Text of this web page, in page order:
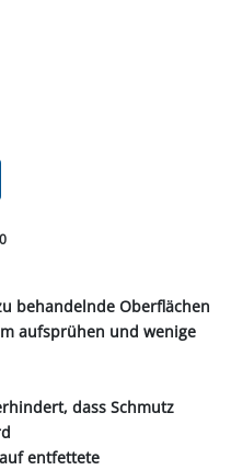
behandelnde Oberflächen
aufsprühen und wenige
dass Schmutz
entfettete